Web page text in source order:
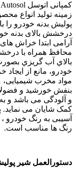
زمینه تولید انواع
پولیش بدنه خودرو را
درخشش بالای بدنه
آرامی ابتدا خراش
محافظ همراه با
بالاي آب گریزي
خودرو، مانع از
مواد مخرب شیمیایی،
بنفش خورشید و
و آلودگی می باشد و
آسیبی به رنگ خودرو
رنگ ها مناسب است.
دستورالعمل شیر